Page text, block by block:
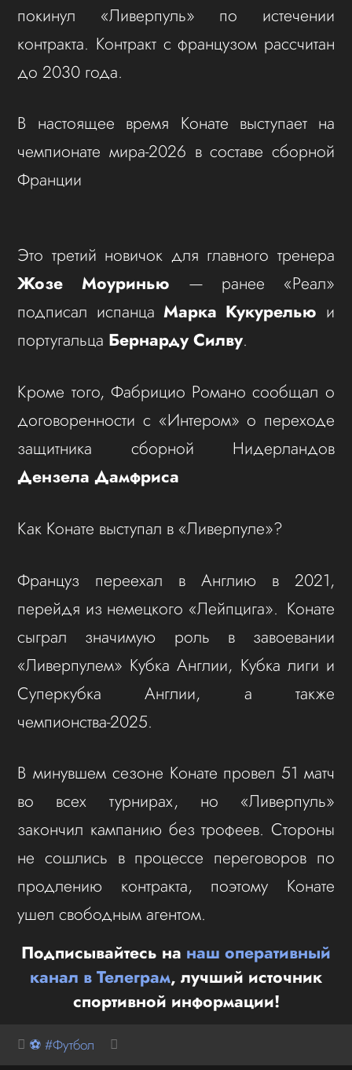
покинул «Ливерпуль» по истечении
контракта. Контракт с французом рассчитан
до 2030 года.
В настоящее время Конате выступает на
чемпионате мира-2026 в составе сборной
Франции
Это третий новичок для главного тренера
Жозе Моуринью — ранее «Реал»
подписал испанца Марка Кукурелью и
португальца Бернарду Силву.
Кроме того, Фабрицио Романо сообщал о
договоренности с «Интером» о переходе
защитника сборной Нидерландов
Дензела Дамфриса
Как Конате выступал в «Ливерпуле»?
Француз переехал в Англию в 2021,
перейдя из немецкого «Лейпцига». Конате
сыграл значимую роль в завоевании
«Ливерпулем» Кубка Англии, Кубка лиги и
Суперкубка Англии, а также
чемпионства-2025.
В минувшем сезоне Конате провел 51 матч
во всех турнирах, но «Ливерпуль»
закончил кампанию без трофеев. Стороны
не сошлись в процессе переговоров по
продлению контракта, поэтому Конате
ушел свободным агентом.
Подписывайтесь на наш оперативный
канал в Телеграм, лучший источник
спортивной информации!
⚽ #Футбол